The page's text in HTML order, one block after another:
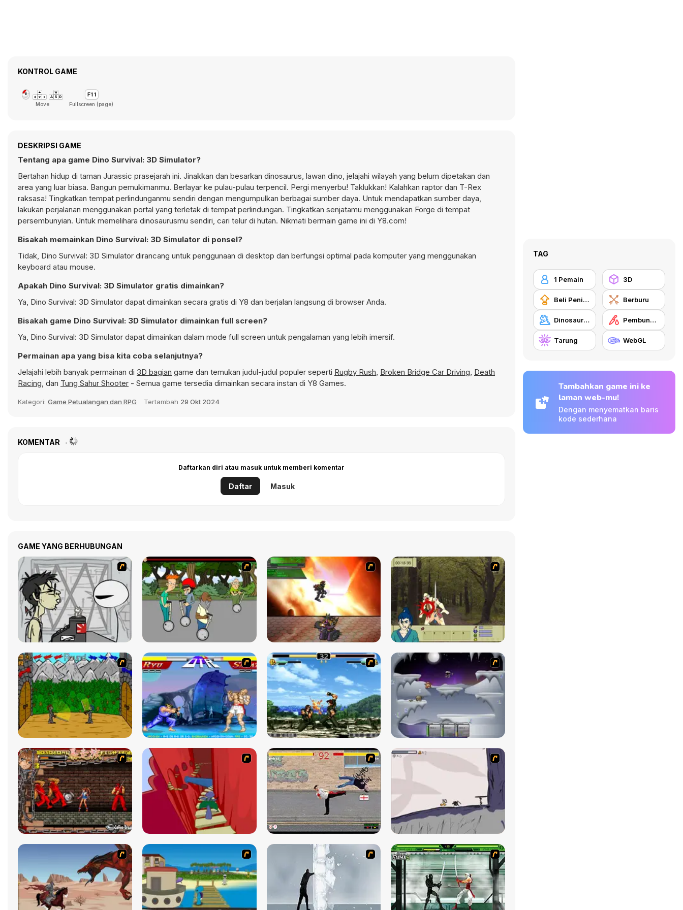
KONTROL GAME
Move Fullscreen (page)
DESKRIPSI GAME
Tentang apa game Dino Survival: 3D Simulator?
Bertahan hidup di taman Jurassic prasejarah ini. Jinakkan dan besarkan dinosaurus, lawan dino, jelajahi wilayah yang belum dipetakan dan
area yang luar biasa. Bangun pemukimanmu. Berlayar ke pulau-pulau terpencil. Pergi menyerbu! Taklukkan! Kalahkan raptor dan T-Rex
raksasa! Tingkatkan tempat perlindunganmu sendiri dengan mengumpulkan berbagai sumber daya. Untuk mendapatkan sumber daya,
lakukan perjalanan menggunakan portal yang terletak di tempat perlindungan. Tingkatkan senjatamu menggunakan Forge di tempat
persembunyian. Untuk memelihara dinosaurusmu sendiri, cari telur di hutan. Nikmati bermain game ini di Y8.com!
Bisakah memainkan Dino Survival: 3D Simulator di ponsel?
Tidak, Dino Survival: 3D Simulator dirancang untuk penggunaan di desktop dan berfungsi optimal pada komputer yang menggunakan
keyboard atau mouse.
Apakah Dino Survival: 3D Simulator gratis dimainkan?
Ya, Dino Survival: 3D Simulator dapat dimainkan secara gratis di Y8 dan berjalan langsung di browser Anda.
Bisakah game Dino Survival: 3D Simulator dimainkan full screen?
Ya, Dino Survival: 3D Simulator dapat dimainkan dalam mode full screen untuk pengalaman yang lebih imersif.
Permainan apa yang bisa kita coba selanjutnya?
Jelajahi lebih banyak permainan di 3D bagian game dan temukan judul-judul populer seperti Rugby Rush, Broken Bridge Car Driving, Death
Racing, dan Tung Sahur Shooter - Semua game tersedia dimainkan secara instan di Y8 Games.
Kategori: Game Petualangan dan RPG Tertambah 29 Okt 2024
KOMENTAR
Daftarkan diri atau masuk untuk memberi komentar
Daftar Masuk
GAME YANG BERHUBUNGAN
TAG
1 Pemain 3D
Beli Peningkat Peralatan Berburu
Dinosaurus Pembunuhan
Tarung WebGL
Tambahkan game ini ke
laman web-mu!
Dengan menyematkan baris
kode sederhana